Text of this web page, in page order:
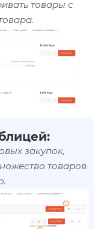
товары с
закупок,
товаров